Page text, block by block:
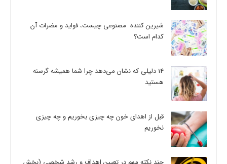
شیرین کننده مصنوعی چیست، فواید و مضرات آن
کدام است؟
14 دلیلی که نشان می‌دهد چرا شما همیشه گرسنه
هستید
قبل از اهدای خون چه چیزی بخوریم و چه چیزی
نخوریم